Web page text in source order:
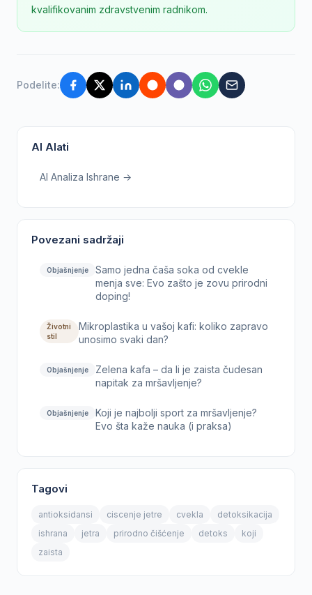
kvalifikovanim zdravstvenim radnikom.
Podelite:
AI Alati
AI Analiza Ishrane →
Povezani sadržaji
Objašnjenje
Samo jedna čaša soka od cvekle
menja sve: Evo zašto je zovu prirodni
doping!
Životni
stil
Mikroplastika u vašoj kafi: koliko zapravo
unosimo svaki dan?
Objašnjenje
Zelena kafa – da li je zaista čudesan
napitak za mršavljenje?
Objašnjenje
Koji je najbolji sport za mršavljenje?
Evo šta kaže nauka (i praksa)
Tagovi
antioksidansi ciscenje jetre cvekla
detoksikacija
ishrana
jetra prirodno čišćenje detoks
koji
zaista